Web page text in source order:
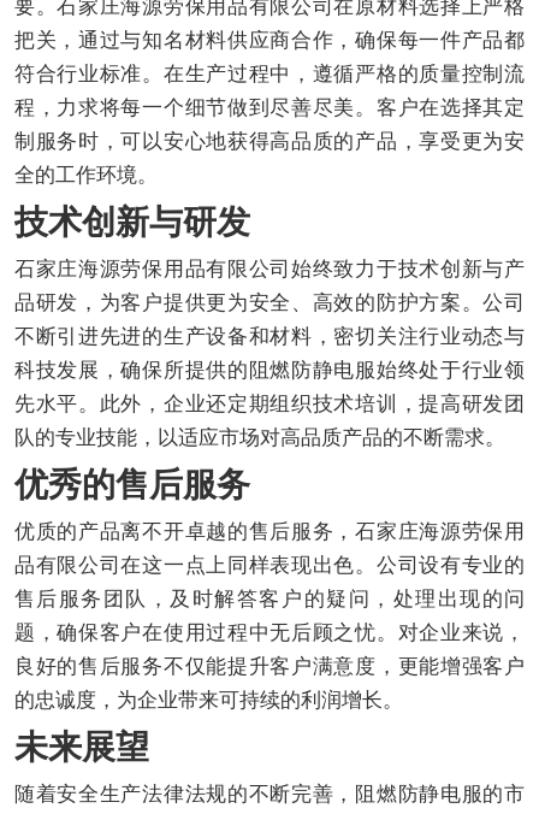
要。石家庄海源劳保用品有限公司在原材料选择上严格
把关，通过与知名材料供应商合作，确保每一件产品都
符合行业标准。在生产过程中，遵循严格的质量控制流
程，力求将每一个细节做到尽善尽美。客户在选择其定
制服务时，可以安心地获得高品质的产品，享受更为安
全的工作环境。
技术创新与研发
石家庄海源劳保用品有限公司始终致力于技术创新与产
品研发，为客户提供更为安全、高效的防护方案。公司
不断引进先进的生产设备和材料，密切关注行业动态与
科技发展，确保所提供的阻燃防静电服始终处于行业领
先水平。此外，企业还定期组织技术培训，提高研发团
队的专业技能，以适应市场对高品质产品的不断需求。
优秀的售后服务
优质的产品离不开卓越的售后服务，石家庄海源劳保用
品有限公司在这一点上同样表现出色。公司设有专业的
售后服务团队，及时解答客户的疑问，处理出现的问
题，确保客户在使用过程中无后顾之忧。对企业来说，
良好的售后服务不仅能提升客户满意度，更能增强客户
的忠诚度，为企业带来可持续的利润增长。
未来展望
随着安全生产法律法规的不断完善，阻燃防静电服的市